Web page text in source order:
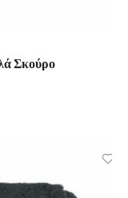
Σκούρο